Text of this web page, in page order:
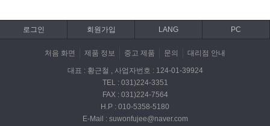
로그인 회원가입 LANG PC
처음 화면 제품 정보 중고 제품 문의 대리점 안내
대표 : 황근철 , 사업자번호 : 124-01-39924
TEL : 031)224-3351
FAX : 031)224-7564
H.P : 010-5358-5180
E-Mail : suwonfujee@naver.com